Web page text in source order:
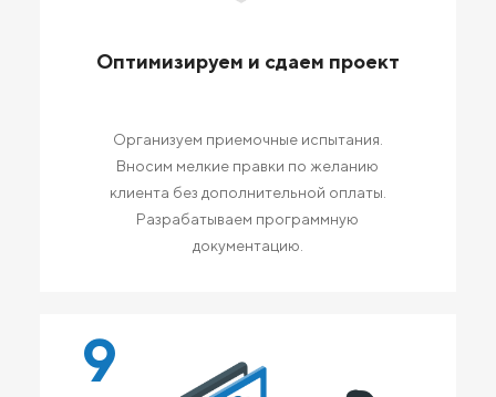
Оптимизируем и сдаем проект
Организуем приемочные испытания.
Вносим мелкие правки по желанию
клиента без дополнительной оплаты.
Разрабатываем программную
документацию.
9